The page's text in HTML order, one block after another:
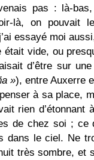
pas : là-bas,
là, on pouvait
essayé moi
était vide, ou
d’être sur
»), entre Auxerre
à sa place,
rien d’étonnant
de chez soi ; ce
dans le ciel. Ne
très sombre, et